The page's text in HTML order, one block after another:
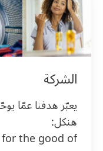
الشركة
يعبّر هدفنا عمّا
هنكل:
the good of